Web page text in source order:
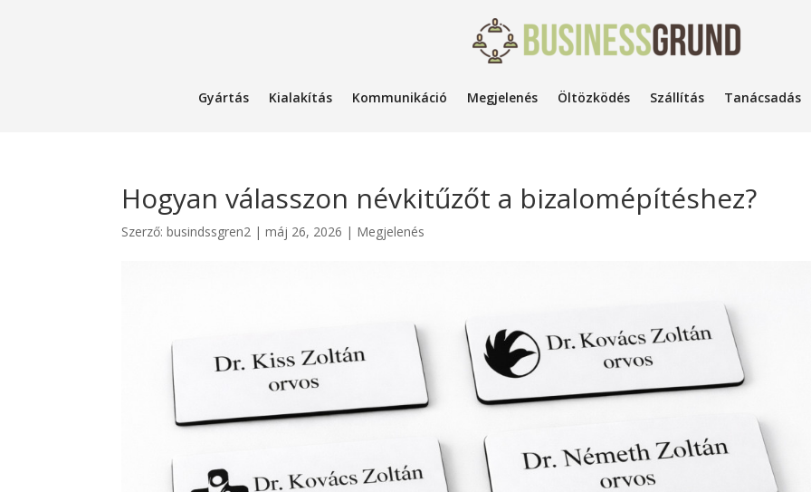
Gyártás Kialakítás Kommunikáció Megjelenés Öltözködés Szállítás Tanácsadás
Hogyan válasszon névkitűzőt a bizalomépítéshez?
Szerző:busindssgren2 |máj 26, 2026 | Megjelenés